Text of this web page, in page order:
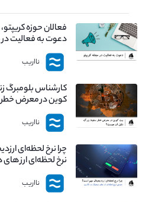
فعالان حوزه
دعوت به فعالیت در
نااریب
کارشناس بلومبرگ
کوین در معرض
چیست؟
نااریب
چرا نرخ لحظه‌ای
نرخ لحظه‌ای ارز های
نااریب